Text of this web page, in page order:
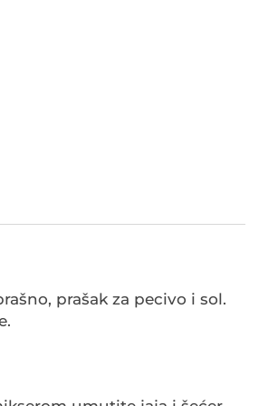
prašak za pecivo i sol.